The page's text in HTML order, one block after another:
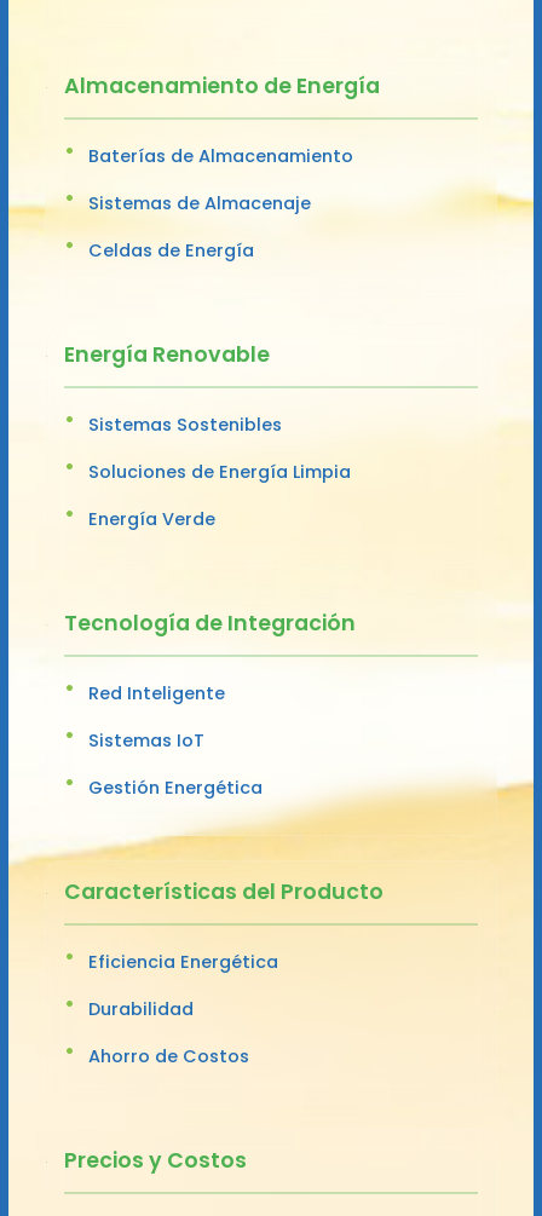
Almacenamiento de Energía
Baterías de Almacenamiento
Sistemas de Almacenaje
Celdas de Energía
Energía Renovable
Sistemas Sostenibles
Soluciones de Energía Limpia
Energía Verde
Tecnología de Integración
Red Inteligente
Sistemas IoT
Gestión Energética
Características del Producto
Eficiencia Energética
Durabilidad
Ahorro de Costos
Precios y Costos